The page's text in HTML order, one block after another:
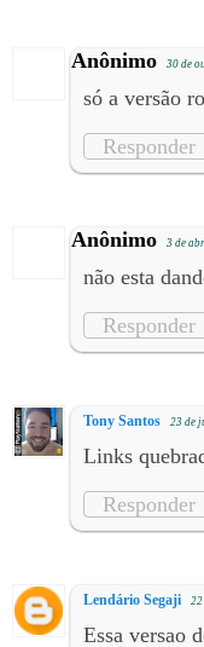
Anônimo 30 de
só a versão
Responder
Anônimo 3 de
não esta
Responder
Tony Santos 23 de
Links
Responder
Lendário Segaji 22
Essa versao